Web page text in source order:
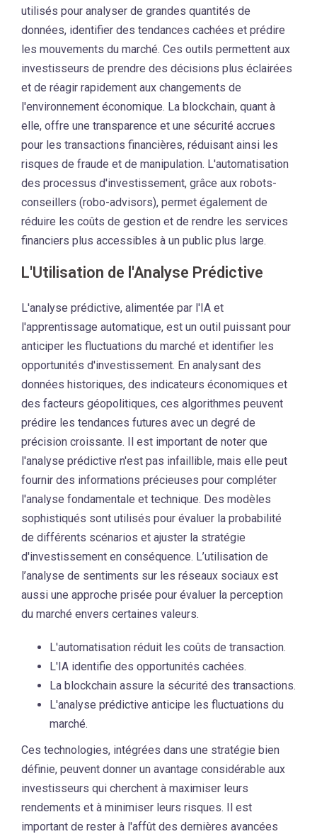
utilisés pour analyser de grandes quantités de
données, identifier des tendances cachées et prédire
les mouvements du marché. Ces outils permettent aux
investisseurs de prendre des décisions plus éclairées
et de réagir rapidement aux changements de
l'environnement économique. La blockchain, quant à
elle, offre une transparence et une sécurité accrues
pour les transactions financières, réduisant ainsi les
risques de fraude et de manipulation. L'automatisation
des processus d'investissement, grâce aux robots-
conseillers (robo-advisors), permet également de
réduire les coûts de gestion et de rendre les services
financiers plus accessibles à un public plus large.
L'Utilisation de l'Analyse Prédictive
L'analyse prédictive, alimentée par l'IA et
l'apprentissage automatique, est un outil puissant pour
anticiper les fluctuations du marché et identifier les
opportunités d'investissement. En analysant des
données historiques, des indicateurs économiques et
des facteurs géopolitiques, ces algorithmes peuvent
prédire les tendances futures avec un degré de
précision croissante. Il est important de noter que
l'analyse prédictive n'est pas infaillible, mais elle peut
fournir des informations précieuses pour compléter
l'analyse fondamentale et technique. Des modèles
sophistiqués sont utilisés pour évaluer la probabilité
de différents scénarios et ajuster la stratégie
d'investissement en conséquence. L’utilisation de
l’analyse de sentiments sur les réseaux sociaux est
aussi une approche prisée pour évaluer la perception
du marché envers certaines valeurs.
L'automatisation réduit les coûts de transaction.
L'IA identifie des opportunités cachées.
La blockchain assure la sécurité des transactions.
L'analyse prédictive anticipe les fluctuations du
marché.
Ces technologies, intégrées dans une stratégie bien
définie, peuvent donner un avantage considérable aux
investisseurs qui cherchent à maximiser leurs
rendements et à minimiser leurs risques. Il est
important de rester à l'affût des dernières avancées